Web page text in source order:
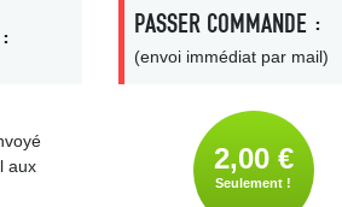
aux
PASSER COMMANDE :
(envoi immédiat par mail)
2,00 €
Seulement !